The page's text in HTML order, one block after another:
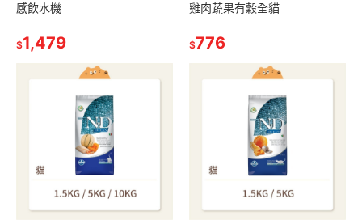
感飲水機
$1,479
雞肉蔬果有穀全貓
$776